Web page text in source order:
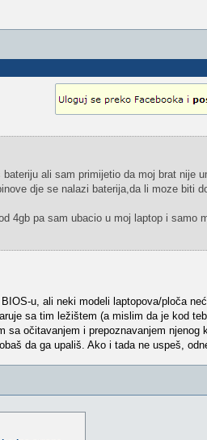
ali sam primijetio da moj brat nije
dje se nalazi baterija,da li moze biti
4gb pa sam ubacio u moj laptop i samo
u, ali neki modeli laptopova/ploča
sa tim ležištem (a mislim da je kod
sa očitavanjem i prepoznavanjem njenog
da ga upališ. Ako i tada ne uspeš,